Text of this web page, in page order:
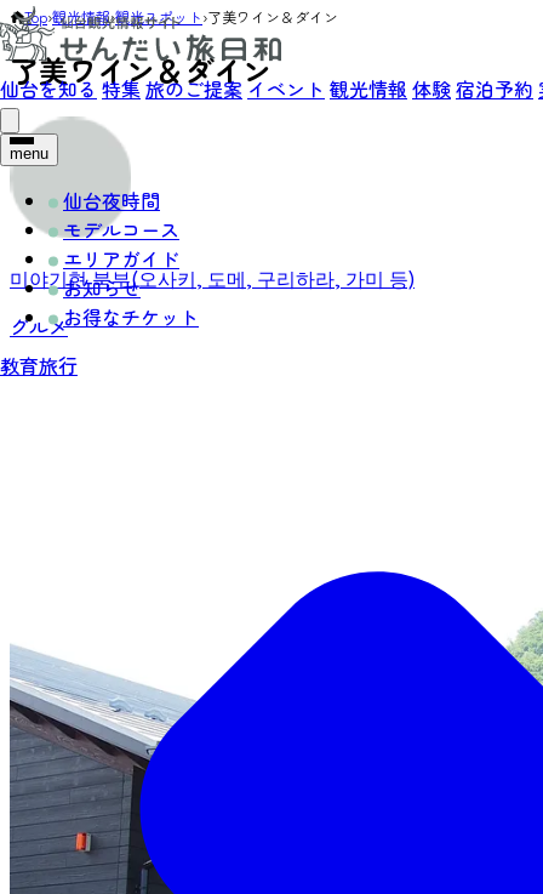
仙台を知る 特集旅のご提案 イベント 観光情報 体験宿泊予約
menu
仙台夜時間
モデルコース
エリアガイド
お知らせ
お得なチケット
教育旅行
Top›観光情報›観光スポット›了美ワイン＆ダイン
了美ワイン＆ダイン
미야기현 북부(오사키, 도메, 구리하라, 가미 등)
グルメ